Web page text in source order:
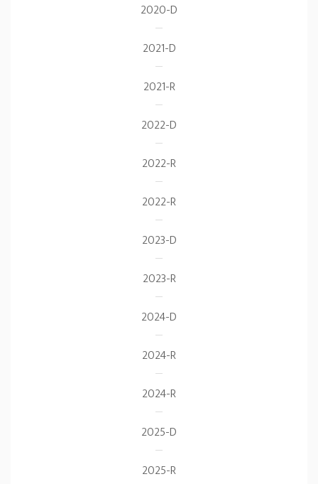
2020-D
2021-D
2021-R
2022-D
2022-R
2022-R
2023-D
2023-R
2024-D
2024-R
2024-R
2025-D
2025-R